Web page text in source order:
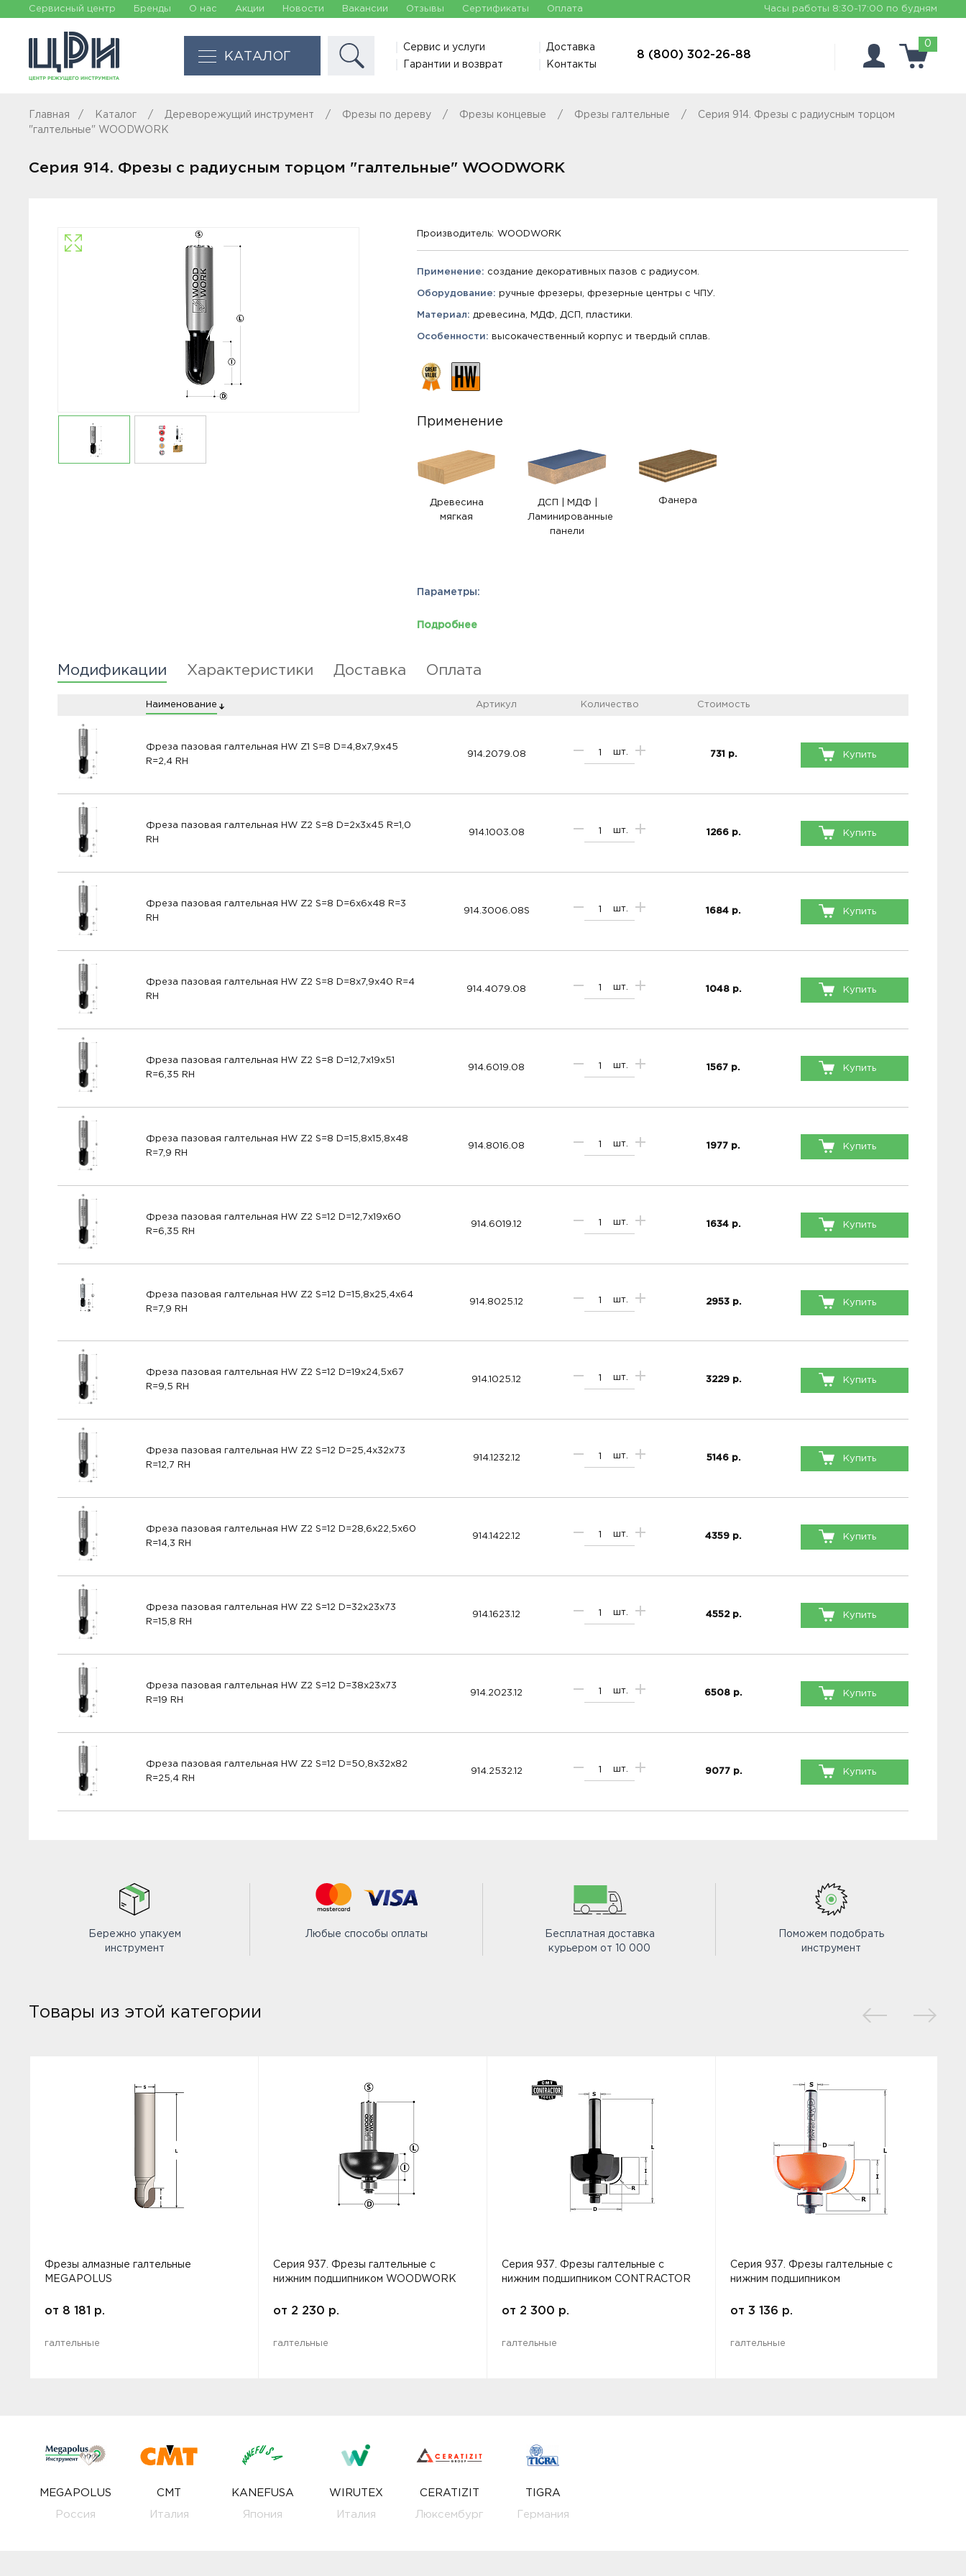
Сервисный центр Бренды О нас Акции Новости Вакансии Отзывы Сертификаты Оплата Часы работы 8:30-17:00 по будням
КАТАЛОГ
Сервис и услуги
Гарантии и возврат
Доставка
Контакты
8 (800) 302-26-88
0
Главная Каталог Дереворежущий инструмент Фрезы по дереву Фрезы концевые Фрезы галтельные
Серия 914. Фрезы с радиусным торцом
"галтельные" WOODWORK
Серия 914. Фрезы с радиусным торцом "галтельные" WOODWORK
Производитель: WOODWORK
Применение: создание декоративных пазов с радиусом.
Оборудование: ручные фрезеры, фрезерные центры с ЧПУ.
Материал: древесина, МДФ, ДСП, пластики.
Особенности: высокачественный корпус и твердый сплав.
Применение
Древесина
мягкая
ДСП | МДФ |
Ламинированные
панели
Фанера
Параметры:
Подробнее
Модификации Характеристики Доставка Оплата
Наименование Артикул Количество Стоимость
Фреза пазовая галтельная HW Z1 S=8 D=4,8x7,9x45
R=2,4 RH
914.2079.08 шт. 731 р. Купить
Фреза пазовая галтельная HW Z2 S=8 D=2x3x45 R=1,0
RH
914.1003.08 шт. 1266 р. Купить
Фреза пазовая галтельная HW Z2 S=8 D=6x6x48 R=3
RH
914.3006.08S шт. 1684 р. Купить
Фреза пазовая галтельная HW Z2 S=8 D=8x7,9x40 R=4
RH
914.4079.08 шт. 1048 р. Купить
Фреза пазовая галтельная HW Z2 S=8 D=12,7x19x51
R=6,35 RH
914.6019.08 шт. 1567 р. Купить
Фреза пазовая галтельная HW Z2 S=8 D=15,8x15,8x48
R=7,9 RH
914.8016.08 шт. 1977 р. Купить
Фреза пазовая галтельная HW Z2 S=12 D=12,7x19x60
R=6,35 RH
914.6019.12 шт. 1634 р. Купить
Фреза пазовая галтельная HW Z2 S=12 D=15,8x25,4x64
R=7,9 RH
914.8025.12 шт. 2953 р. Купить
Фреза пазовая галтельная HW Z2 S=12 D=19x24,5x67
R=9,5 RH
914.1025.12 шт. 3229 р. Купить
Фреза пазовая галтельная HW Z2 S=12 D=25,4x32x73
R=12,7 RH
914.1232.12 шт. 5146 р. Купить
Фреза пазовая галтельная HW Z2 S=12 D=28,6x22,5x60
R=14,3 RH
914.1422.12 шт. 4359 р. Купить
Фреза пазовая галтельная HW Z2 S=12 D=32x23x73
R=15,8 RH
914.1623.12 шт. 4552 р. Купить
Фреза пазовая галтельная HW Z2 S=12 D=38x23x73
R=19 RH
914.2023.12 шт. 6508 р. Купить
Фреза пазовая галтельная HW Z2 S=12 D=50,8x32x82
R=25,4 RH
914.2532.12 шт. 9077 р. Купить
Бережно упакуем
инструмент
Любые способы оплаты
Бесплатная доставка
курьером от 10 000
Поможем подобрать
инструмент
Товары из этой категории
Фрезы алмазные галтельные
MEGAPOLUS
от 8 181 р.
галтельные
Серия 937. Фрезы галтельные с
нижним подшипником WOODWORK
от 2 230 р.
галтельные
Серия 937. Фрезы галтельные с
нижним подшипником CONTRACTOR
от 2 300 р.
галтельные
Серия 937. Фрезы галтельные с
нижним подшипником
от 3 136 р.
галтельные
MEGAPOLUS
Россия
CMT
Италия
KANEFUSA
Япония
WIRUTEX
Италия
CERATIZIT
Люксембург
TIGRA
Германия